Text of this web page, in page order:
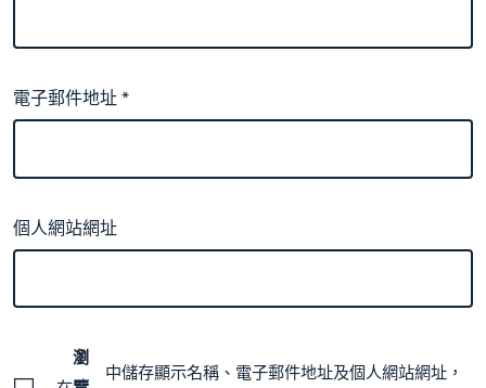
電子郵件地址*
個人網站網址
瀏
中儲存顯示名稱、電子郵件地址及個人網站網址，